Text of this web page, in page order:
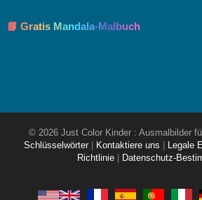
📘 Gratis Mandala-Malbuch
© 2026 Just Color Kinder : Ausmalbilder
Schlüsselwörter
Kontaktiere uns Legale
Richtlinie
Datenschutz-